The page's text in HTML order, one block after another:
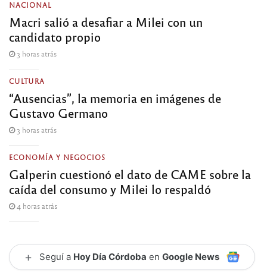
NACIONAL
Macri salió a desafiar a Milei con un
candidato propio
3 horas atrás
CULTURA
“Ausencias”, la memoria en imágenes de
Gustavo Germano
3 horas atrás
ECONOMÍA Y NEGOCIOS
Galperin cuestionó el dato de CAME sobre la
caída del consumo y Milei lo respaldó
4 horas atrás
+ Seguí a Hoy Día Córdoba en Google News